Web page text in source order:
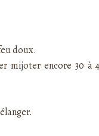
doux.
mijoter encore 30 à